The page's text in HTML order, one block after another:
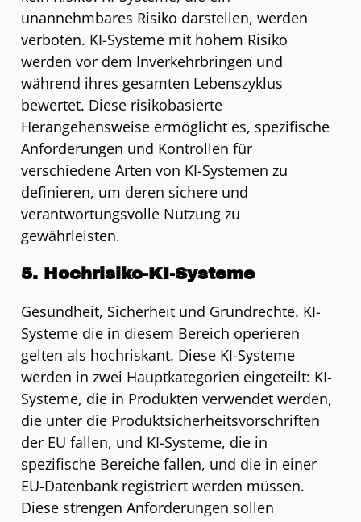
unannehmbares Risiko darstellen, werden
verboten. KI-Systeme mit hohem Risiko
werden vor dem Inverkehrbringen und
während ihres gesamten Lebenszyklus
bewertet. Diese risikobasierte
Herangehensweise ermöglicht es, spezifische
Anforderungen und Kontrollen für
verschiedene Arten von KI-Systemen zu
definieren, um deren sichere und
verantwortungsvolle Nutzung zu
gewährleisten.
5. Hochrisiko-KI-Systeme
Gesundheit, Sicherheit und Grundrechte. KI-
Systeme die in diesem Bereich operieren
gelten als hochriskant. Diese KI-Systeme
werden in zwei Hauptkategorien eingeteilt: KI-
Systeme, die in Produkten verwendet werden,
die unter die Produktsicherheitsvorschriften
der EU fallen, und KI-Systeme, die in
spezifische Bereiche fallen, und die in einer
EU-Datenbank registriert werden müssen.
Diese strengen Anforderungen sollen